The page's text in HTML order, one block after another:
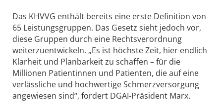
Das KHVVG enthält bereits eine erste Definition von
65 Leistungsgruppen. Das Gesetz sieht jedoch vor,
diese Gruppen durch eine Rechtsverordnung
weiterzuentwickeln. „Es ist höchste Zeit, hier endlich
Klarheit und Planbarkeit zu schaffen – für die
Millionen Patientinnen und Patienten, die auf eine
verlässliche und hochwertige Schmerzversorgung
angewiesen sind“, fordert DGAI-Präsident Marx.